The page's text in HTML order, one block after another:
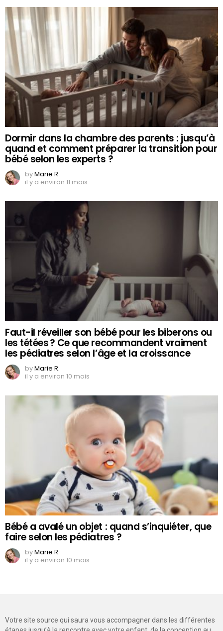
Dormir dans la chambre des parents : jusqu’à
quand et comment préparer la transition pour
bébé selon les experts ?
byMarie R.
il y a environ 11 mois
Faut-il réveiller son bébé pour les biberons ou
les tétées ? Ce que recommandent vraiment
les pédiatres selon l’âge et la croissance
byMarie R.
il y a environ 10 mois
Bébé a avalé un objet : quand s’inquiéter, que
faire selon les pédiatres ?
byMarie R.
il y a environ 10 mois
Votre site source qui saura vous accompagner dans les différentes